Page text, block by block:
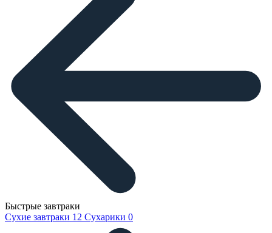
Быстрые завтраки
Сухие завтраки 12 Сухарики 0